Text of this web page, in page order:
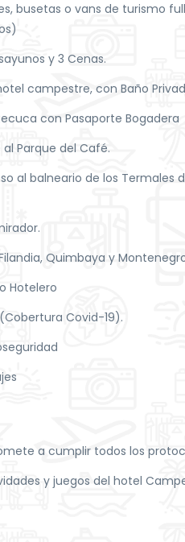
busetas o vans de turismo
y 3 Cenas.
campestre, con Baño
con Pasaporte Bogadera
Parque del Café.
al balneario de los Termales
Quimbaya y
Hotelero
Covid-19).
a cumplir todos los
y juegos del hotel